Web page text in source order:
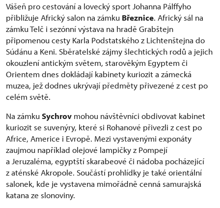
Vášeň pro cestování a lovecký sport Johanna Pálffyho
přibližuje Africký salon na zámku Březnice. Africký sál na
zámku Telč i sezónní výstava na hradě Grabštejn
připomenou cesty Karla Podstatského z Lichtenštejna do
Súdánu a Keni. Sběratelské zájmy šlechtických rodů a jejich
okouzlení antickým světem, starověkým Egyptem či
Orientem dnes dokládají kabinety kuriozit a zámecká
muzea, jež dodnes ukrývají předměty přivezené z cest po
celém světě.
Na zámkuSychrov mohou návštěvníci obdivovat kabinet
kuriozit se suvenýry, které si Rohanové přivezli z cest po
Africe, Americe i Evropě. Mezi vystavenými exponáty
zaujmou například olejové lampičky z Pompejí
a Jeruzaléma, egyptští skarabeové či nádoba pocházející
z aténské Akropole. Součástí prohlídky je také orientální
salonek, kde je vystavena mimořádně cenná samurajská
katana ze slonoviny.